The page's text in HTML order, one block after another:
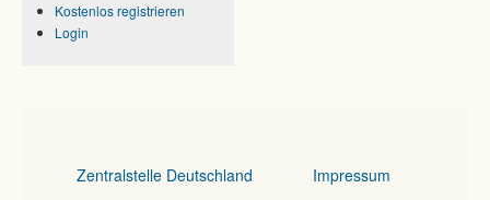
Kostenlos registrieren
Login
Zentralstelle Deutschland Impressum